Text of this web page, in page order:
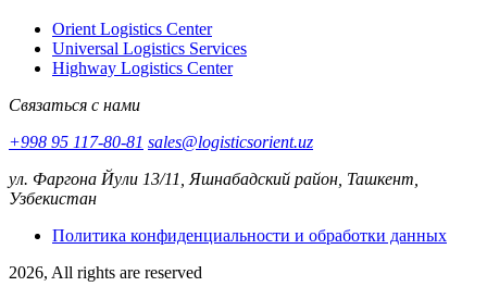
Orient Logistics Center
Universal Logistics Services
Highway Logistics Center
Связаться с нами
+998 95 117-80-81 sales@logisticsorient.uz
ул. Фаргона Йули 13/11, Яшнабадский район, Ташкент,
Узбекистан
Политика конфиденциальности и обработки данных
2026, All rights are reserved